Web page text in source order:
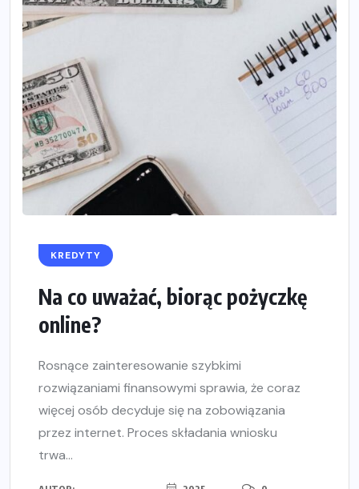
KREDYTY
Na co uważać, biorąc pożyczkę
online?
Rosnące zainteresowanie szybkimi
rozwiązaniami finansowymi sprawia, że coraz
więcej osób decyduje się na zobowiązania
przez internet. Proces składania wniosku
trwa...